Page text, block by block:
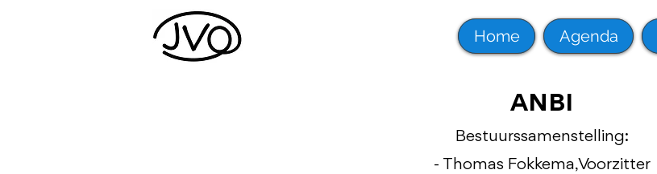
Home Agenda
ANBI
Bestuurssamenstelling:
- Thomas Fokkema, Voorzitter